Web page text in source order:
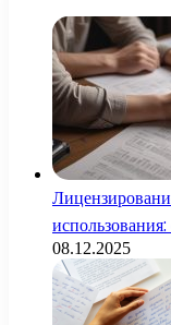
08.12.2025